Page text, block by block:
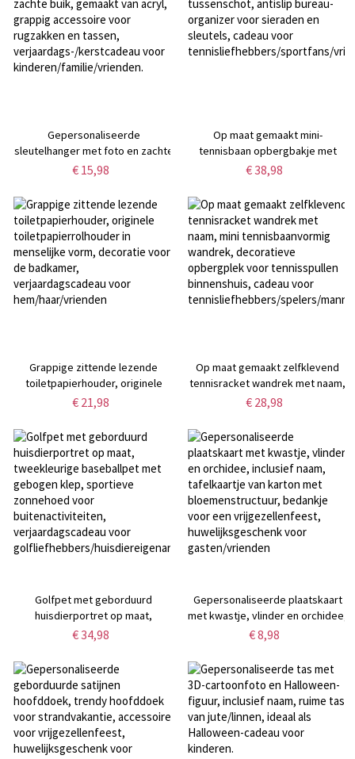
Gepersonaliseerde
sleutelhanger met foto en zachte
buik, gemaakt van acryl, grappig
tassen,
verjaardags-/kerstcadeau voor
kinderen/familie/vrienden.
€ 15,98
Op maat gemaakt mini-
tennisbaan opbergbakje met
tussenschot, antislip bureau-
sleutels, cadeau voor
tennisliefhebbers/sportfans/
€ 38,98
Grappige zittende lezende
toiletpapierhouder, originele
toiletpapierrolhouder in
de badkamer,
verjaardagscadeau voor
hem/haar/vrienden
€ 21,98
Op maat gemaakt zelfklevend
tennisracket wandrek met naam,
mini tennisbaanvormig wandrek,
tennisspullen binnenshuis,
cadeau voor
tennisliefhebbers/spelers/mannen
€ 28,98
Golfpet met geborduurd
huisdierportret op maat,
tweekleurige baseballpet met
zonnehoed voor
buitenactiviteiten,
verjaardagscadeau voor
golfliefhebbers/huisdiereigenaren/mannen
€ 34,98
Gepersonaliseerde plaatskaart
met kwastje, vlinder en orchidee,
inclusief naam, tafelkaartje van
bedankje voor een
vrijgezellenfeest,
huwelijksgeschenk voor
gasten/vrienden
€ 8,98